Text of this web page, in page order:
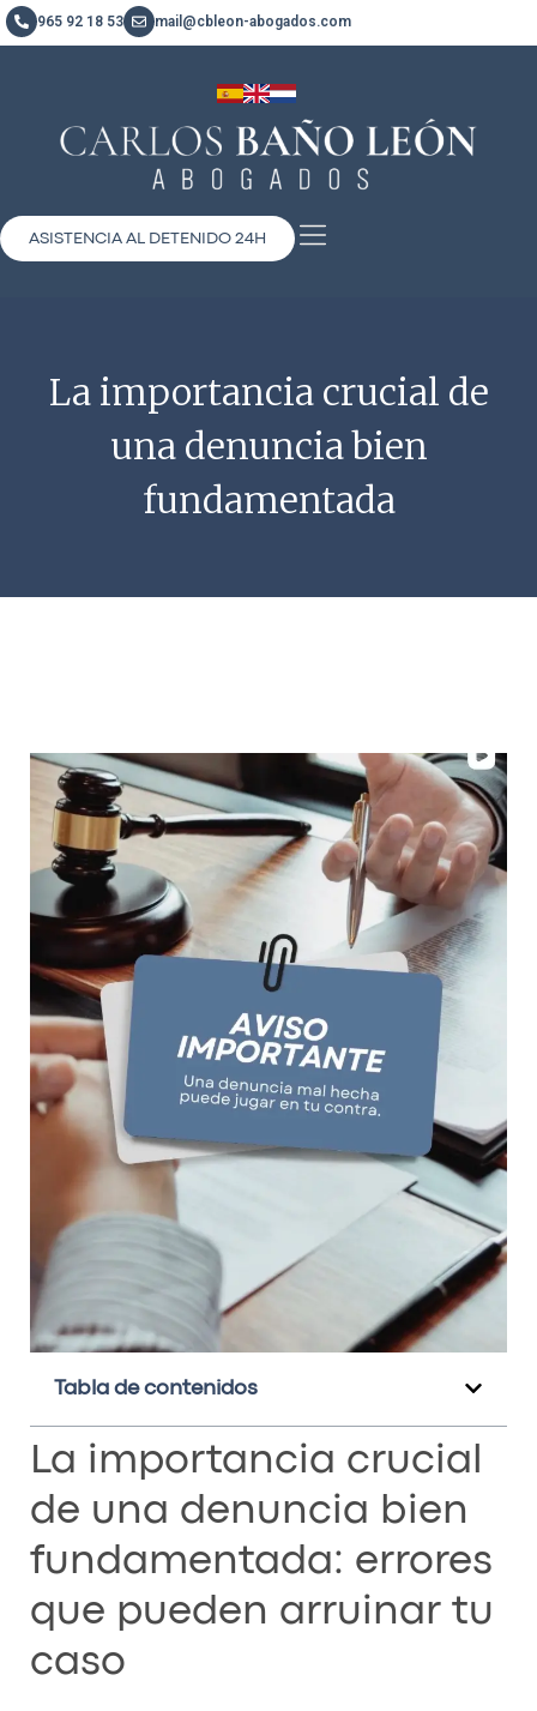
965 92 18 53 mail@cbleon-abogados.com
ASISTENCIA AL DETENIDO 24H
La importancia crucial de
una denuncia bien
fundamentada
Tabla de contenidos
La importancia crucial
de una denuncia bien
fundamentada: errores
que pueden arruinar tu
caso